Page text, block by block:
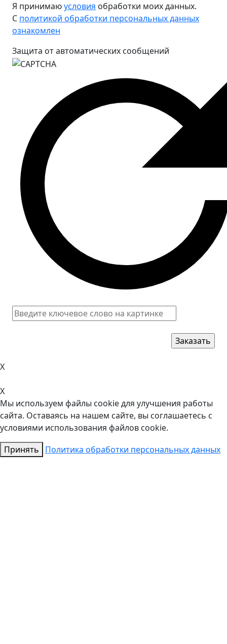
Я принимаюусловия обработки моих данных.
С политикой обработки персональных данных
ознакомлен
Защита от автоматических сообщений
X
X
Мы используем файлы cookie для улучшения работы
сайта. Оставаясь на нашем сайте, вы соглашаетесь с
условиями использования файлов cookie.
Принять
Политика обработки персональных данных